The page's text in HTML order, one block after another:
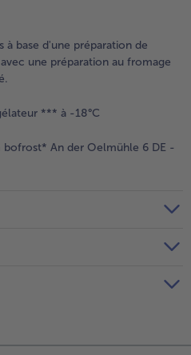
à base d'une préparation de
une préparation au fromage
*** à -18°C
An der Oelmühle 6 DE -